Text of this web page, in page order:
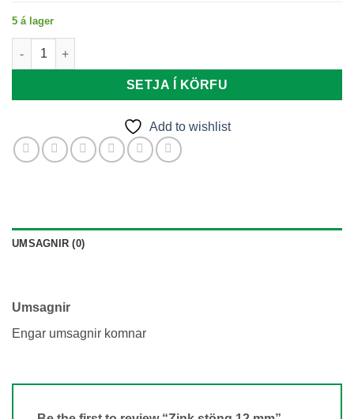
5 á lager
Zink stöng 12 mm quantity
SETJA Í KÖRFU
Add to wishlist
UMSAGNIR (0)
Umsagnir
Engar umsagnir komnar